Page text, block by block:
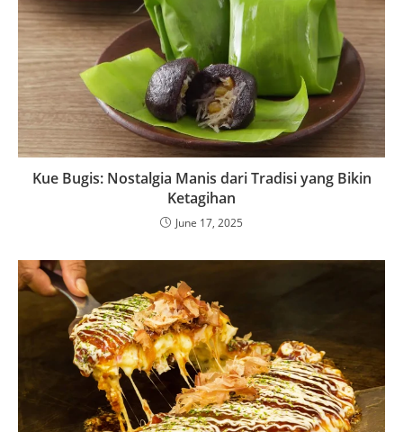
Kue Bugis: Nostalgia Manis dari Tradisi yang Bikin
Ketagihan
June 17, 2025